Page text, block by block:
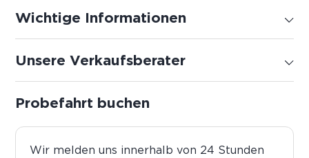
Wichtige Informationen
Unsere Verkaufsberater
Probefahrt buchen
Wir melden uns innerhalb von 24 Stunden